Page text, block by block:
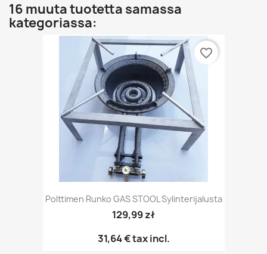
16 muuta tuotetta samassa
kategoriassa:
Polttimen Runko GAS STOOL Sylinterijalusta
129,99 zł
31,64 €tax incl.
favorite_border